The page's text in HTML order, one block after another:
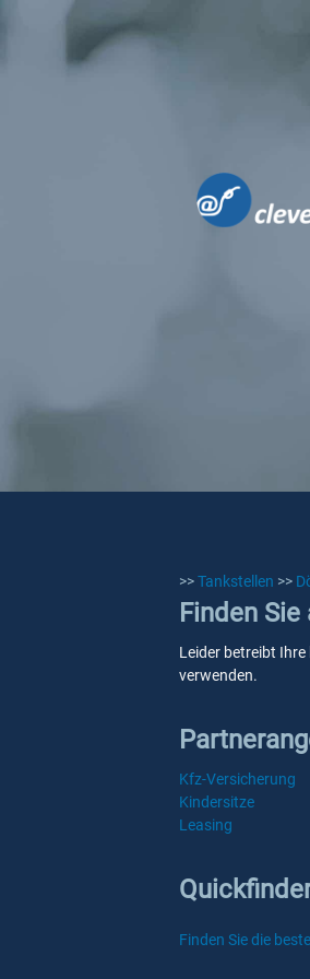
>>Tankstellen >>
Finden
Leider betreibt Ihre
verwenden.
Kfz-Versicherung
Kindersitze
Leasing
Finden Sie die